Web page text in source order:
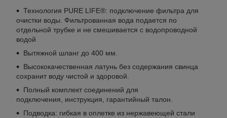
Технология PURE LIFE®: подключение фильтра для
очистки воды. Фильтрованная вода подается по
отдельной трубке и не смешивается с водопроводной
водой
Вытяжной шланг до 400 мм.
Высококачественная латунь без содержания свинца
сохранит воду чистой и здоровой.
Полный комплект соединений для
подключения, инструкция, гарантийный талон.
Подводка: гибкая в оплетке из нержавеющей стали